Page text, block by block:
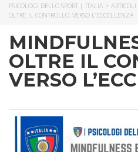
PSICOLOGI DELLO SPORT | ITALIA > ARTICOLI
OLTRE IL CONTROLLO, VERSO L’ECCELLENZA
OLTRE IL
VERSO